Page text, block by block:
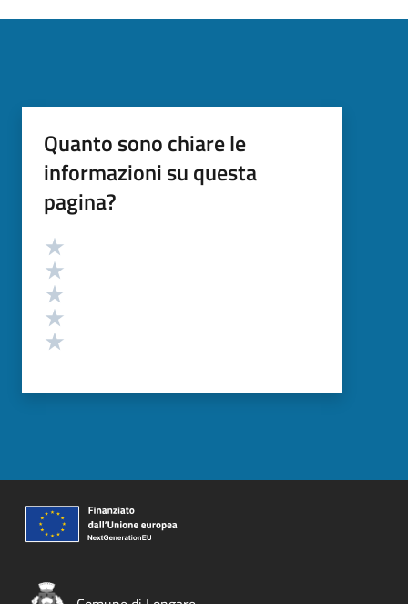
Quanto sono chiare le
informazioni su questa
pagina?
Valutazione